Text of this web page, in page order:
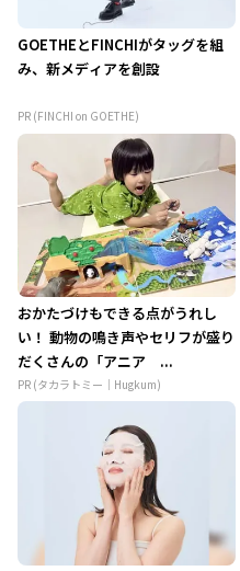
GOETHEとFINCHIがタッグを組
み、新メディアを創設
PR (FINCHI on GOETHE)
おかたづけもできる点がうれし
い！ 動物の鳴き声やセリフが盛り
だくさんの「アニア ...
PR (タカラトミー｜Hugkum)